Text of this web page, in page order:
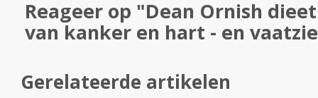
Reageer op "Dean Ornish
van kanker en hart - en
Gerelateerde artikelen